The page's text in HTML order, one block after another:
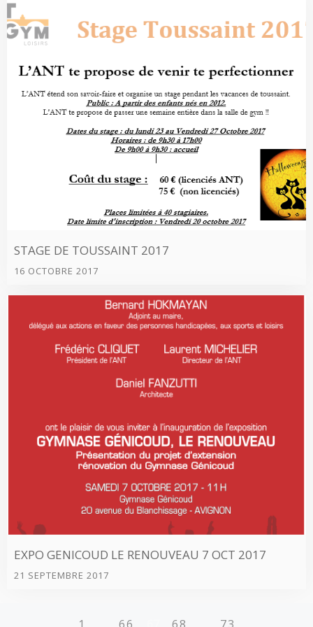
STAGE DE TOUSSAINT 2017
16 OCTOBRE 2017
EXPO GENICOUD LE RENOUVEAU 7 OCT 2017
21 SEPTEMBRE 2017